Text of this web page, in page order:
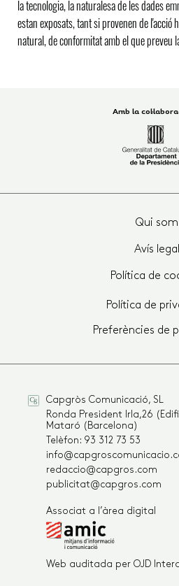
la tecnologia, la naturalesa de les dades
estan exposats, tant si provenen de l'acció
natural, de conformitat amb el que preveu
Amb la
Qui som
Avís legal
Política de
Política de
Preferències de
Capgròs Comunicació, SL
Ronda President Irla,26
Mataró (Barcelona)
Telèfon: 93 312 73 53
redaccio@capgros.com
publicitat@capgros.com
Associat a l’àrea digital
Web auditada per OJD